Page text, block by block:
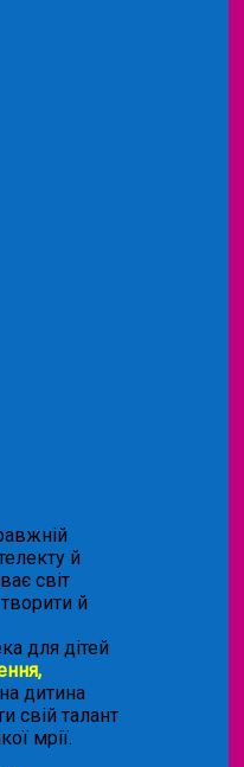
й
світ
й
для дітей
дитина
свій талант
мрії.